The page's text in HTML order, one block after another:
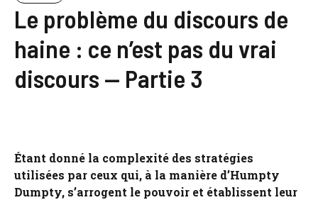
Le problème du discours de
haine : ce n’est pas du vrai
discours — Partie 3
Étant donné la complexité des stratégies
utilisées par ceux qui, à la manière d’Humpty
Dumpty, s’arrogent le pouvoir et établissent leur